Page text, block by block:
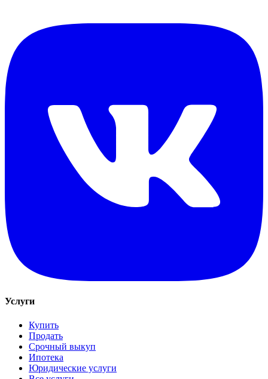
Услуги
Купить
Продать
Срочный выкуп
Ипотека
Юридические услуги